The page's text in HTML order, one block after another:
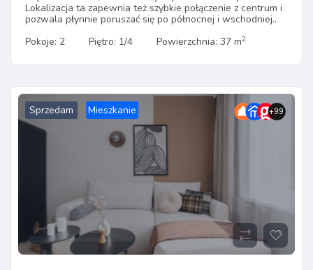
Lokalizacja ta zapewnia też szybkie połączenie z centrum i
pozwala płynnie poruszać się po północnej i wschodniej..
Pokoje: 2
Piętro: 1/4 Powierzchnia: 37 m2
Sprzedam Mieszkanie +99